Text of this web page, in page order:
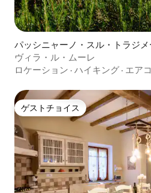
パッシニャーノ・スル・トラジ
ヴィラ・ル・ムーレ
ロケーション · ハイキング · エア
ゲストチョイス
ゲストチョイス